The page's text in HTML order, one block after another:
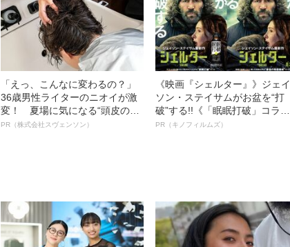
「えっ、こんなに変わるの？」
36歳男性ライターのニオイが激
変！ 夏場に気になる“頭皮のニ
オイ”や“ベタつき”を解消す
PR（株式会社スヴェンソン）
《映画『シェルター』》ジェイ
ソン・ステイサムがお盆を“打
破”する!!《「眠眠打破」コラ
ボ》
PR（キノフィルムズ）